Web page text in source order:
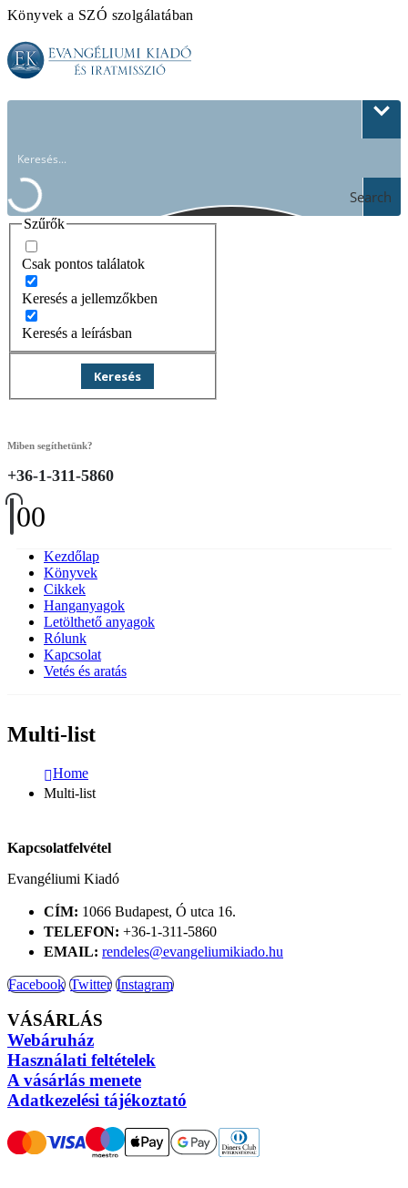
Könyvek a SZÓ szolgálatában
Search
Szűrők
Csak pontos találatok
Keresés a jellemzőkben
Keresés a leírásban
Keresés
Miben segíthetünk?
+36-1-311-5860
00
Kezdőlap
Könyvek
Cikkek
Hanganyagok
Letölthető anyagok
Rólunk
Kapcsolat
Vetés és aratás
Multi-list
Home
Multi-list
Kapcsolatfelvétel
Evangéliumi Kiadó
CÍM: 1066 Budapest, Ó utca 16.
TELEFON: +36-1-311-5860
EMAIL: rendeles@evangeliumikiado.hu
Facebook Twitter Instagram
VÁSÁRLÁS
Webáruház
Használati feltételek
A vásárlás menete
Adatkezelési tájékoztató